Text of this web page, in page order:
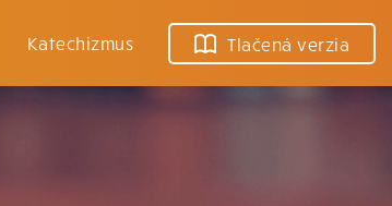
Katechizmus Tlačená verzia